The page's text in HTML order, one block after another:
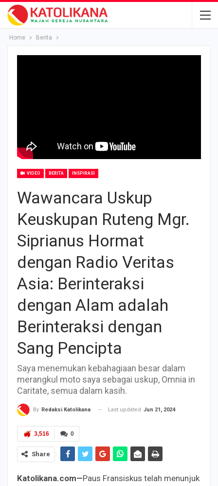
Home Berita
VIDEO BERITA INSPIRASI
Wawancara Uskup
Keuskupan Ruteng Mgr.
Siprianus Hormat
dengan Radio Veritas
Asia: Berinteraksi
dengan Alam adalah
Berinteraksi dengan
Sang Pencipta
Saya menemukan kebahagiaan besar dalam
merangkul moto saya sebagai uskup, Omnia in
Caritate, semua dalam kasih.
By Redaksi Katolikana Last updated Jun 21, 2024
0
3,516
Share
Katolikana.com—Paus Fransiskus telah menunjuk